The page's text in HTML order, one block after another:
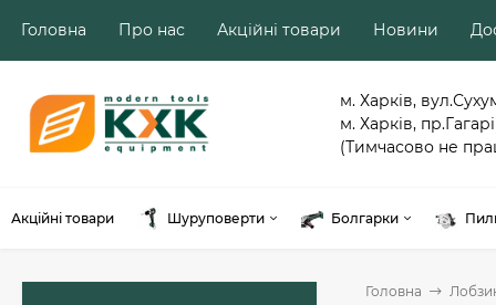
Головна Про нас Акційні товари Новини
м. Харків,
м. Харків,
(Тимчасово не
Акційні товари Шуруповерти Болгарки
Головна